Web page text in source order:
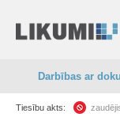
Darbības ar
Tiesību akts: